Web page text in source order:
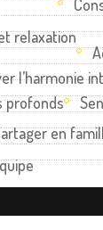
relaxation
l’harmonie
profonds
en